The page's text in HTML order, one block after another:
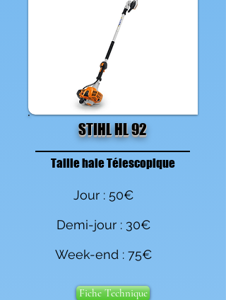
STIHL HL 92
Taille haie Télescopique
Jour : 50€
Demi-jour : 30€
Week-end : 75€
Fiche Technique